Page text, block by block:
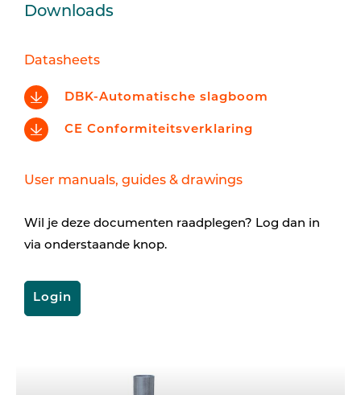
Downloads
Datasheets
DBK-Automatische slagboom
CE Conformiteitsverklaring
User manuals, guides & drawings
Wil je deze documenten raadplegen? Log dan in
via onderstaande knop.
Login